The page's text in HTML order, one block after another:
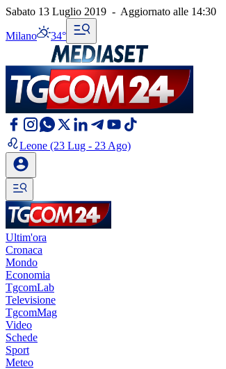
Sabato 13 Luglio 2019 - Aggiornato alle 14:30
Milano 34°
Leone (23 Lug - 23 Ago)
Ultim'ora
Cronaca
Mondo
Economia
TgcomLab
Televisione
TgcomMag
Video
Schede
Sport
Meteo